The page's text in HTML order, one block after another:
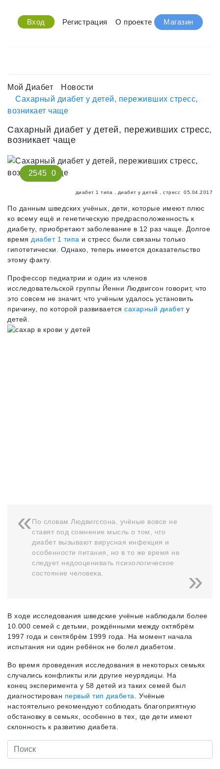
Вход Регистрация О проекте Магазин
Мой Диабет
Новости
Сахарный диабет у детей, переживших стресс,
возникает чаще
Сахарный диабет у детей, переживших стресс,
возникает чаще
2545 0
диабет 1 типа диабет у детей стресс 05.04.2017
По данным шведских учёных, дети, которые имеют плюс
ко всему ещё и генетическую предрасположенность к
диабету, приобретают заболевание в 12 раз чаще. Долгое
время диабет 1 типа и стресс были связаны только
гипотетически. Однако, теперь имеется доказательство
этому факту.
Профессор педиатрии и один из членов
исследовательской группы Йенни Людвигсон говорит, что
это совсем не значит, что учёным удалось установить
причину, по которой развивается сахарный диабету
детей.
По словам Людвигссона, учёные вовсе не
ставят под сомнение мысль о том, что
диабет вызывают вирусная инфекция и
особенности питания, но в то же время не
следует недооценивать психологическое
состояние человека.
В ходе исследования шведские учёные наблюдали более
10.000 семей с детьми, рождёнными между октябрём
1997 года и сентябрём 1999 года. На момент начала
испытания ни один ребёнок не болел диабетом.
Во время проведения исследования в некоторых семьях
случались конфликты или другие неурядицы. На
конец эксперимента у 58 детей из таких семей был
диагностирован первый тип диабета . Учёные
настоятельно рекомендуют соблюдать благоприятную
обстановку в семьях, особенно в тех, где дети имеют
склонность к развитию диабета.